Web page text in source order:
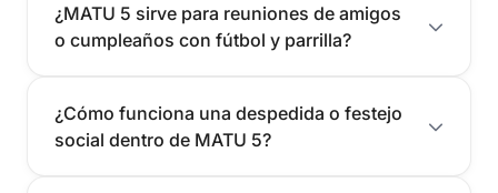
¿MATU 5 sirve para reuniones de amigos
o cumpleaños con fútbol y parrilla?
¿Cómo funciona una despedida o festejo
social dentro de MATU 5?